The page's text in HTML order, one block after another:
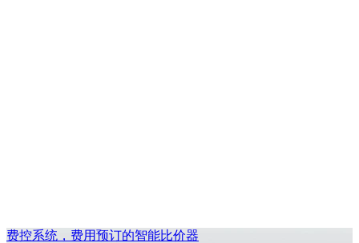
费控系统，费用预订的智能比价器